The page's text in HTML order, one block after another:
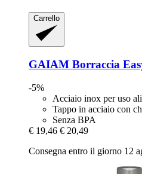
Carrello
GAIAM Borraccia
-5%
Acciaio inox per uso
Tappo in acciaio con
Senza BPA
€ 19,46 € 20,49
Consegna entro il giorno 12